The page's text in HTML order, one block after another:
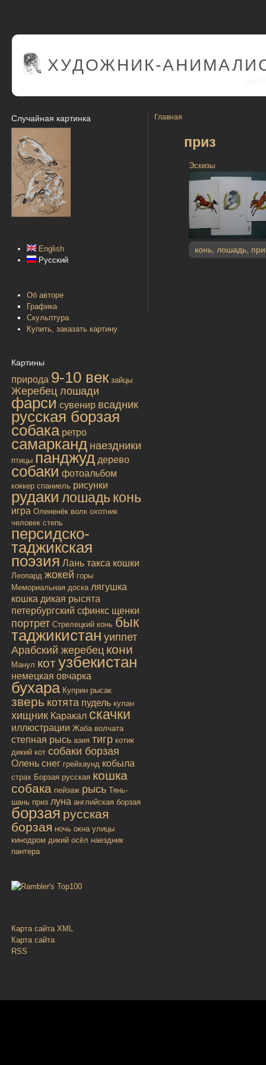
ХУДОЖНИК-
Случайная картинка
English
Русский
Об авторе
Графика
Скульптура
Купить, заказать картину
Картины
природа 9-10 век зайцы
Жеребец лошади
фарси сувенир всадник
русская борзая
собака ретро
самарканд наездники
птицы панджуд дерево
собаки фотоальбом
коккер спаниель рисунки
рудаки лошадь конь
игра Олененёк волк охотник
человек степь
персидско-
таджикская
поэзия Лань такса кошки
Леопард жокей горы
Мемориальная доска лягушка
кошка дикая рысята
петербургский сфинкс щенки
портрет Стрелецкий конь бык
таджикистан уиппет
Арабский жеребец кони
Манул котузбекистан
немецкая овчарка
бухара Куприн рысак
зверь котята пудель кулан
хищник Каракал скачки
иллюстрации Жаба волчата
степная рысь азия тигр котик
дикий кот собаки борзая
Олень снег грейхаунд кобыла
страх Борзая русская кошка
собака пейзаж рысь Тянь-
шань приз луна английская борзая
борзая русская
борзая ночь окна улицы
кинодром дикий осёл наездник
пантера
Карта сайта XML
Карта сайта
RSS
Главная
приз
Эскизы
конь лошадь